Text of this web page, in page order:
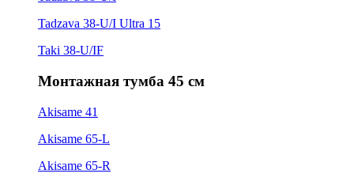
Tadzava 38-U/I Ultra 15
Taki 38-U/IF
Монтажная тумба 45 см
Akisame 41
Akisame 65-L
Akisame 65-R